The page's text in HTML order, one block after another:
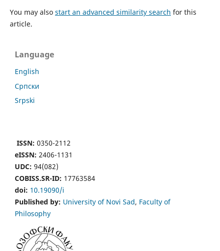
You may also start an advanced similarity search for this
article.
Language
English
Cрпски
Srpski
ISSN: 0350-2112
eISSN: 2406-1131
UDC: 94(082)
COBISS.SR-ID: 17763584
doi: 10.19090/i
Published by: University of Novi Sad, Faculty of
Philosophy